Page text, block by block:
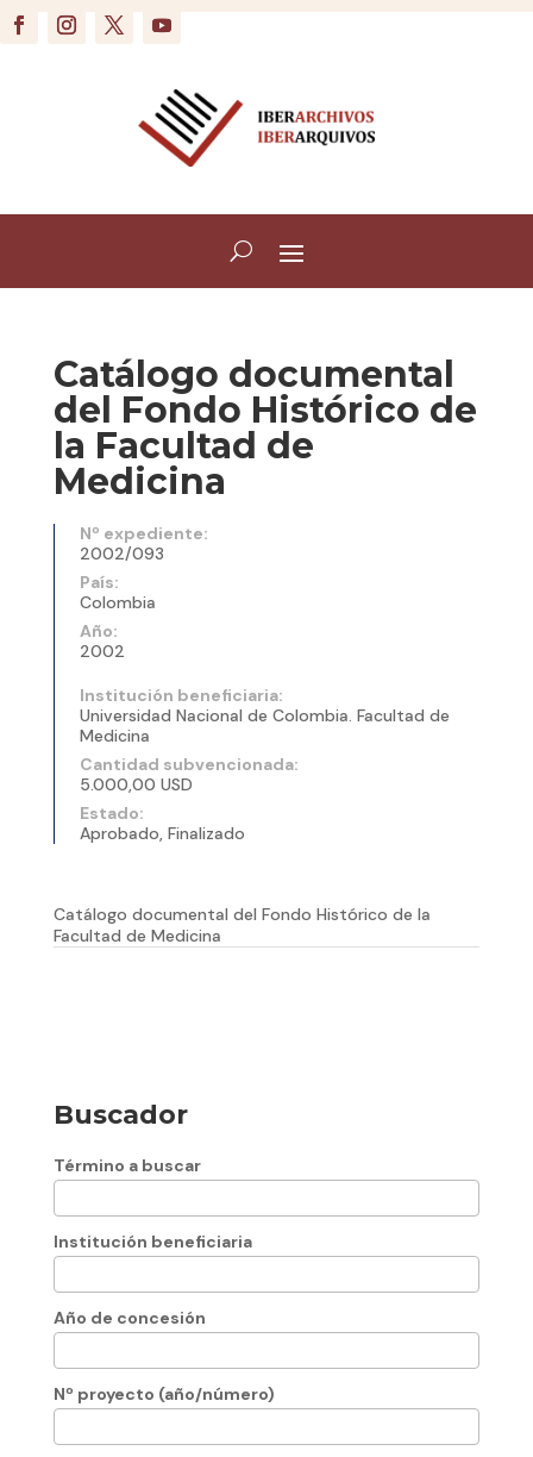
Catálogo documental
del Fondo Histórico de
la Facultad de
Medicina
Nº expediente:
2002/093
País:
Colombia
Año:
2002
Institución beneficiaria:
Universidad Nacional de Colombia. Facultad de
Medicina
Cantidad subvencionada:
5.000,00 USD
Estado:
Aprobado, Finalizado
Catálogo documental del Fondo Histórico de la
Facultad de Medicina
Buscador
Término a buscar
Institución beneficiaria
Año de concesión
Nº proyecto (año/número)